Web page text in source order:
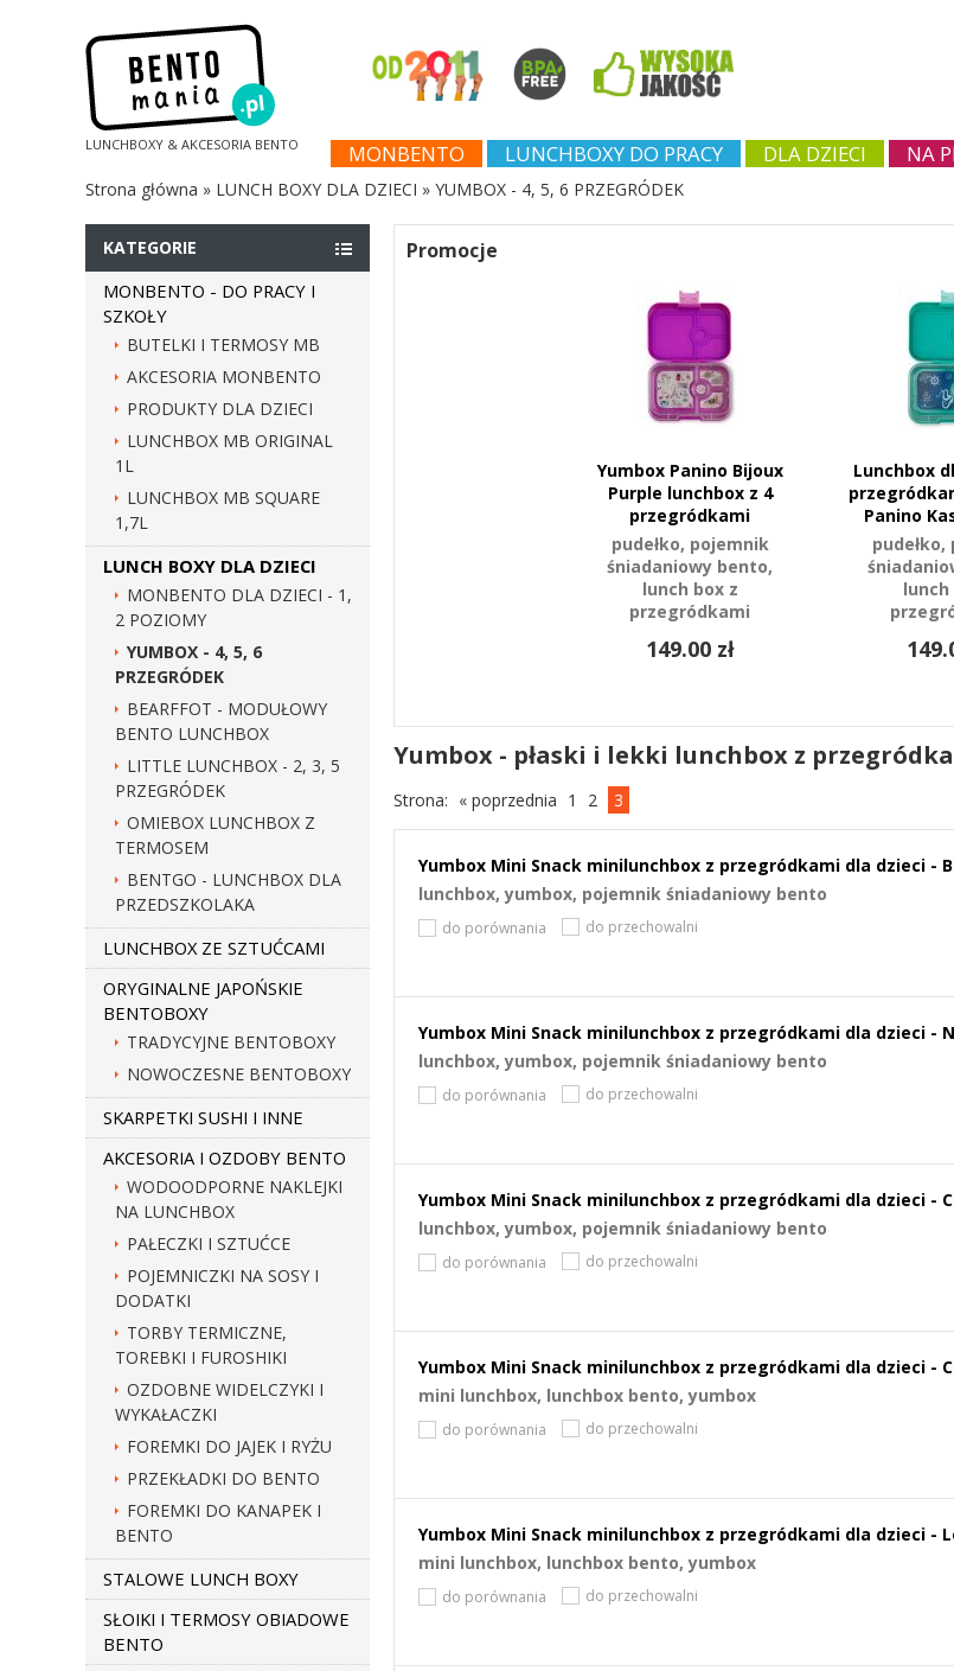
LUNCHBOXY & AKCESORIA BENTO MONBENTO LUNCHBOXY DO PRACY DLA DZIECI NA
Strona główna » LUNCH BOXY DLA DZIECI » YUMBOX - 4, 5, 6 PRZEGRÓDEK
KATEGORIE
MONBENTO - DO PRACY I
SZKOŁY
BUTELKI I TERMOSY MB
AKCESORIA MONBENTO
PRODUKTY DLA DZIECI
LUNCHBOX MB ORIGINAL
1L
LUNCHBOX MB SQUARE
1,7L
LUNCH BOXY DLA DZIECI
MONBENTO DLA DZIECI - 1,
2 POZIOMY
YUMBOX - 4, 5, 6
PRZEGRÓDEK
BEARFFOT - MODUŁOWY
BENTO LUNCHBOX
LITTLE LUNCHBOX - 2, 3, 5
PRZEGRÓDEK
OMIEBOX LUNCHBOX Z
TERMOSEM
BENTGO - LUNCHBOX DLA
PRZEDSZKOLAKA
LUNCHBOX ZE SZTUĆCAMI
ORYGINALNE JAPOŃSKIE
BENTOBOXY
TRADYCYJNE BENTOBOXY
NOWOCZESNE BENTOBOXY
SKARPETKI SUSHI I INNE
AKCESORIA I OZDOBY BENTO
WODOODPORNE NAKLEJKI
NA LUNCHBOX
PAŁECZKI I SZTUĆCE
POJEMNICZKI NA SOSY I
DODATKI
TORBY TERMICZNE,
TOREBKI I FUROSHIKI
OZDOBNE WIDELCZYKI I
WYKAŁACZKI
FOREMKI DO JAJEK I RYŻU
PRZEKŁADKI DO BENTO
FOREMKI DO KANAPEK I
BENTO
STALOWE LUNCH BOXY
SŁOIKI I TERMOSY OBIADOWE
BENTO
Promocje
Yumbox Panino Bijoux
Purple lunchbox z 4
przegródkami
pudełko, pojemnik
śniadaniowy bento,
lunch box z
przegródkami
149.00 zł
Lunchbox
Panino
lunch
Yumbox - płaski i lekki lunchbox z
Strona: « poprzednia 1 2 3
Yumbox Mini Snack minilunchbox z przegródkami dla dzieci -
lunchbox, yumbox, pojemnik śniadaniowy bento
do porównania do przechowalni
Yumbox Mini Snack minilunchbox z przegródkami dla dzieci -
lunchbox, yumbox, pojemnik śniadaniowy bento
do porównania do przechowalni
Yumbox Mini Snack minilunchbox z przegródkami dla dzieci -
lunchbox, yumbox, pojemnik śniadaniowy bento
do porównania do przechowalni
Yumbox Mini Snack minilunchbox z przegródkami dla dzieci -
mini lunchbox, lunchbox bento, yumbox
do porównania do przechowalni
Yumbox Mini Snack minilunchbox z przegródkami dla dzieci -
mini lunchbox, lunchbox bento, yumbox
do porównania do przechowalni